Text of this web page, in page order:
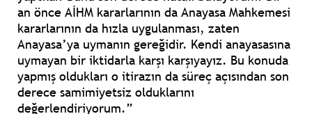
an önce AİHM kararlarının da Anayasa Mahkemesi
kararlarının da hızla uygulanması, zaten
Anayasa’ya uymanın gereğidir. Kendi anayasasına
uymayan bir iktidarla karşı karşıyayız. Bu konuda
yapmış oldukları o itirazın da süreç açısından son
derece samimiyetsiz olduklarını
değerlendiriyorum.”